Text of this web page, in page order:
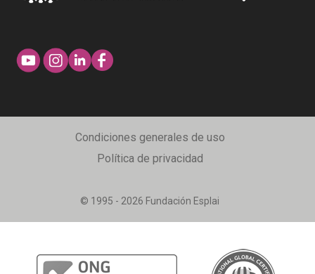
© 1995 - 2026 Fundación Esplai
Condiciones generales de uso
Política de privacidad